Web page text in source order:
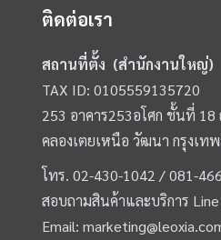
ติดต่อเรา
สถานที่ตั้ง (สำนักงานใหญ่)
TAX ID: 0105559135720
253 อาคาร253อโศก ชั้นที่
คลองเตยเหนือ วัฒนา กรุงเท
โทร.02-430-1042 /081-
สอบถามสินค้าและบริการ
Email: